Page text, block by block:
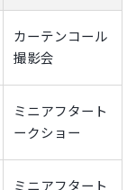
カーテンコール
撮影会
ミニアフタート
ークショー
ミニアフタート